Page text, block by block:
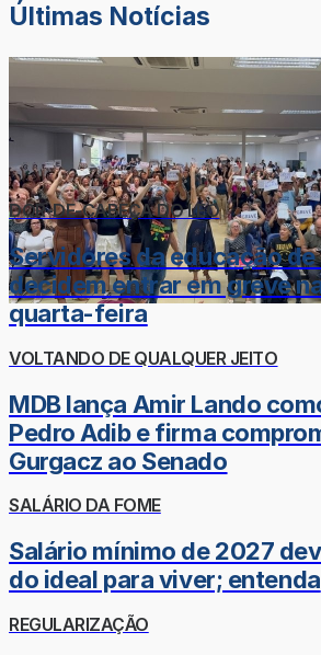
Últimas Notícias
DOR-DE-CABEÇA DO LÉO
Servidores da educação
decidem entrar em greve
quarta-feira
VOLTANDO DE QUALQUER JEITO
MDB lança Amir Lando
Pedro Adib e firma
Gurgacz ao Senado
SALÁRIO DA FOME
Salário mínimo de 2027
do ideal para viver; entenda
REGULARIZAÇÃO